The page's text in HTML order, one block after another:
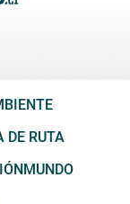
DE RUTA
MUNDO